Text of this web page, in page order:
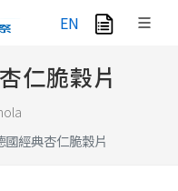
EN
仁脆穀片
經典杏仁脆穀片